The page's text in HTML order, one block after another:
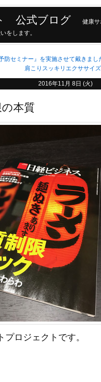
公式ブログ
健康
をします。
防セミナー』を実施させて戴きまし
肩こりスッキリエクササイズ
2016年11月 8日 (火)
の本質
プロジェクトです。